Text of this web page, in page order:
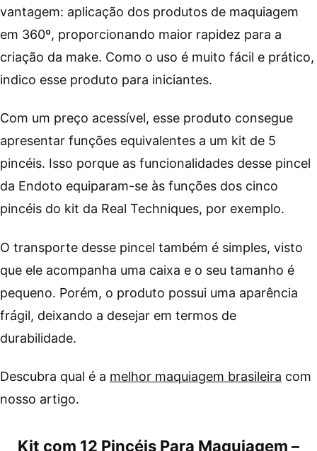
vantagem: aplicação dos produtos de maquiagem
em 360º, proporcionando maior rapidez para a
criação da make. Como o uso é muito fácil e prático,
indico esse produto para iniciantes.
Com um preço acessível, esse produto consegue
apresentar funções equivalentes a um kit de 5
pincéis. Isso porque as funcionalidades desse pincel
da Endoto equiparam-se às funções dos cinco
pincéis do kit da Real Techniques, por exemplo.
O transporte desse pincel também é simples, visto
que ele acompanha uma caixa e o seu tamanho é
pequeno. Porém, o produto possui uma aparência
frágil, deixando a desejar em termos de
durabilidade.
Descubra qual é a melhor maquiagem brasileira com
nosso artigo.
Kit com 12 Pincéis Para Maquiagem –